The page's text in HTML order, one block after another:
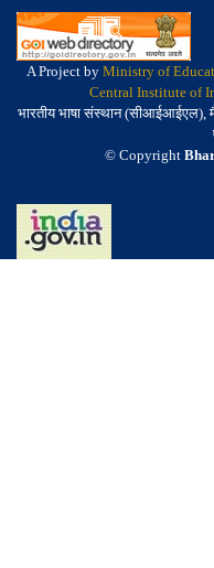
A Project by Ministry of
Central Institute of
भारतीय भाषा संस्थान (सीआईआईएल),
© Copyright